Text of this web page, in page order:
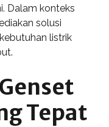
Dalam konteks
solusi
listrik
Tepat